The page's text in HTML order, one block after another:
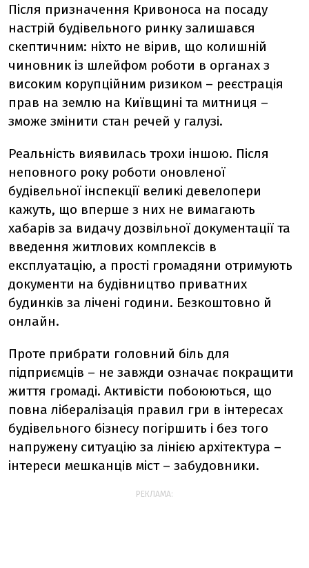
Після призначення Кривоноса на посаду
настрій будівельного ринку залишався
скептичним: ніхто не вірив, що колишній
чиновник із шлейфом роботи в органах з
високим корупційним ризиком – реєстрація
прав на землю на Київщині та митниця –
зможе змінити стан речей у галузі.
Реальність виявилась трохи іншою. Після
неповного року роботи оновленої
будівельної інспекції великі девелопери
кажуть, що вперше з них не вимагають
хабарів за видачу дозвільної документації та
введення житлових комплексів в
експлуатацію, а прості громадяни отримують
документи на будівництво приватних
будинків за лічені години. Безкоштовно й
онлайн.
Проте прибрати головний біль для
підприємців – не завжди означає покращити
життя громаді. Активісти побоюються, що
повна лібералізація правил гри в інтересах
будівельного бізнесу погіршить і без того
напружену ситуацію за лінією архітектура –
інтереси мешканців міст – забудовники.
РЕКЛАМА: